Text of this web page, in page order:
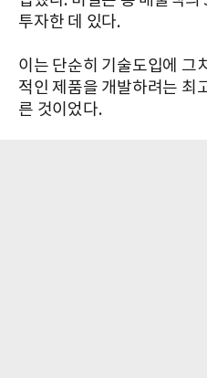
투자한 데 있다.
이는 단순히 기술도입에 그
적인 제품을 개발하려는 최
른 것이었다.